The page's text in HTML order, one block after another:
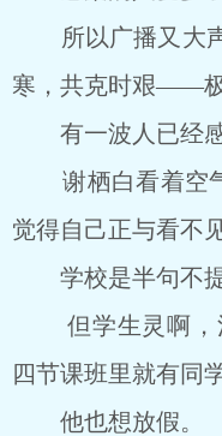
所以广播又大声
寒，共克时艰――极
有一波人已经感
谢栖白看着空气
觉得自己正与看不
学校是半句不提
但学生灵啊，消
四节课班里就有同
他也想放假。